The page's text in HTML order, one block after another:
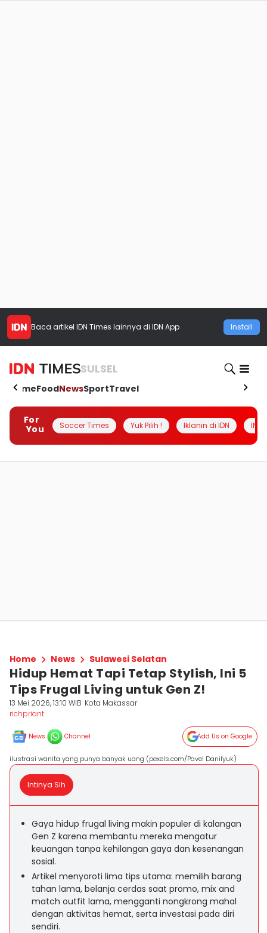
Baca artikel IDN Times lainnya di IDN App Install
SULSEL
HomeFoodNewsSportTravel
For
You
Soccer Times Yuk Pilih ! Iklanin di IDN
Home News Sulawesi Selatan
Hidup Hemat Tapi Tetap Stylish, Ini 5
Tips Frugal Living untuk Gen Z!
13 Mei 2026, 13:10 WIB Kota Makassar
richpriant
News Channel Add Us on Google
ilustrasi wanita yang punya banyak uang (pexels.com/Pavel Danilyuk)
Intinya Sih
Gaya hidup frugal living makin populer di kalangan
Gen Z karena membantu mereka mengatur
keuangan tanpa kehilangan gaya dan kesenangan
sosial.
Artikel menyoroti lima tips utama: memilih barang
tahan lama, belanja cerdas saat promo, mix and
match outfit lama, mengganti nongkrong mahal
dengan aktivitas hemat, serta investasi pada diri
sendiri.